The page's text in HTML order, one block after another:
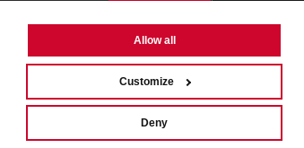
Allow all
Customize
Deny
ich dieInformationen zum
gelesen habe und mit dem
einverstanden bin